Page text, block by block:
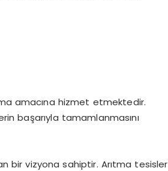
amacına hizmet etmektedir.
başarıyla tamamlanmasını
bir vizyona sahiptir. Arıtma